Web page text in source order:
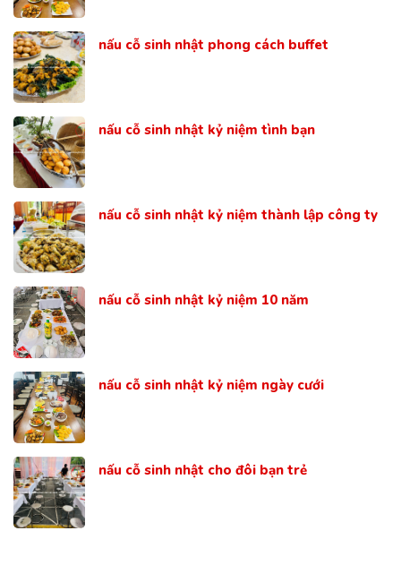
nấu cỗ sinh nhật phong cách buffet
nấu cỗ sinh nhật kỷ niệm tình bạn
nấu cỗ sinh nhật kỷ niệm thành lập công ty
nấu cỗ sinh nhật kỷ niệm 10 năm
nấu cỗ sinh nhật kỷ niệm ngày cưới
nấu cỗ sinh nhật cho đôi bạn trẻ